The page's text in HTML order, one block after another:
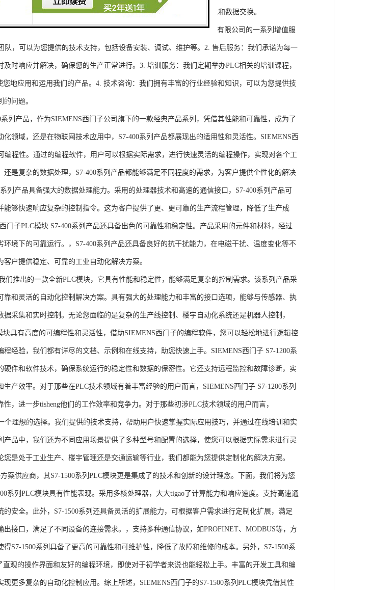
丰富的通讯接口，可与其他工控设备无缝集成，实现设备之间的通讯和数据交换。
产品，不仅获得了可靠的工控设备，还将获得浔之漫智控技术(上海)有限公司的一系列增值服
队，可以为您提供的技术支持，包括设备安装、调试、维护等。2. 售后服务：我们承诺为每一
时响应并解决，确保您的生产正常进行。3. 培训服务：我们定期举办PLC相关的培训课程，
您地应用和运用我们的产品。4. 技术咨询：我们拥有丰富的行业经验和知识，可以为您提供技
问题。
产品，作为SIEMENS西门子公司旗下的一款经典产品系列，凭借其性能和可靠性，成为了
领域，还是在物联网技术应用中，S7-400系列产品都展现出的适用性和灵活性。SIEMENS西
编程性。通过的编程软件，用户可以根据实际需求，进行快速灵活的编程操作，实现对各个工
是复杂的数据处理，S7-400系列产品都能够满足不同程度的需求，为客户提供个性化的解决
列产品具备强大的数据处理能力。采用的处理器技术和高速的通信接口，S7-400系列产品可
能够快速响应复杂的控制指令。这为客户提供了更、更可靠的生产流程管理，降低了生产成
门子PLC模块 S7-400系列产品还具备出色的可靠性和稳定性。产品采用的元件和材料，经过
境下的可靠运行。，S7-400系列产品还具备良好的抗干扰能力，在电磁干扰、温度变化等不
户提供稳定、可靠的工业自动化解决方案。
出的一款全新PLC模块，它具有性能和稳定性，能够满足复杂的控制需求。该系列产品采
靠和灵活的自动化控制解决方案。具有强大的处理能力和丰富的接口选项，能够与传感器、执
采集和实时控制。无论您面临的是复杂的生产线控制、楼宇自动化系统还是机器人控制，
块具有高度的可编程性和灵活性，借助SIEMENS西门子的编程软件，您可以轻松地进行逻辑控
经验，我们都有详尽的文档、示例和在线支持，助您快速上手。SIEMENS西门子 S7-1200系
硬件和软件技术，确保系统运行的稳定性和数据的保密性。它还支持远程监控和故障诊断，实
产效率。对于那些在PLC技术领域有着丰富经验的用户而言，SIEMENS西门子 S7-1200系列
，进一步tisheng他们的工作效率和竞争力。对于那些初涉PLC技术领域的用户而言，
个理想的选择。我们提供的技术支持，帮助用户快速掌握实际应用技巧，并通过在线培训和实
品中，我们还为不同应用场景提供了多种型号和配置的选择，使您可以根据实际需求进行灵
是处于工业生产、楼宇管理还是交通运输等行业，我们都能为您提供定制化的解决方案。
应商，其S7-1500系列PLC模块更是集成了的技术和创新的设计理念。下面，我们将为您
系列PLC模块具有性能表现。采用多核处理器，大大tigao了计算能力和响应速度。支持高速通
安全。此外，S7-1500系列还具备灵活的扩展能力，可根据客户需求进行定制化扩展，满足
接口，满足了不同设备的连接需求。，支持多种通信协议，如PROFINET、MODBUS等，方
S7-1500系列具备了更高的可靠性和可维护性，降低了故障和维修的成本。另外，S7-1500系
观的操作界面和友好的编程环境，即使对于初学者来说也能轻松上手。丰富的开发工具和编
更多复杂的自动化控制应用。综上所述，SIEMENS西门子的S7-1500系列PLC模块凭借其性